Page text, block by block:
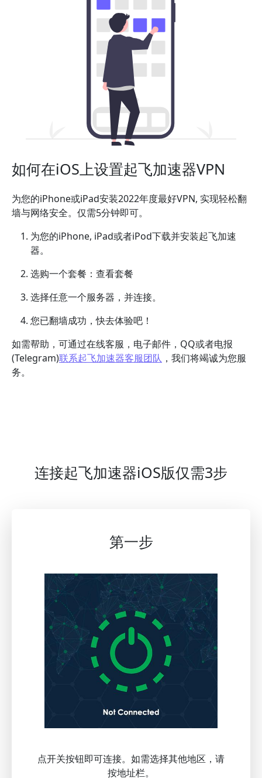
如何在iOS上设置起飞加速器VPN
为您的iPhone或iPad安装2022年度最好VPN, 实现轻松翻
墙与网络安全。仅需5分钟即可。
为您的iPhone, iPad或者iPod下载并安装起飞加速
器。
选购一个套餐：查看套餐
选择任意一个服务器，并连接。
您已翻墙成功，快去体验吧！
如需帮助，可通过在线客服，电子邮件，QQ或者电报
(Telegram)联系起飞加速器客服团队 ，我们将竭诚为您服
务。
连接起飞加速器iOS版仅需3步
第一步
点开关按钮即可连接。如需选择其他地区，请
按地址栏。